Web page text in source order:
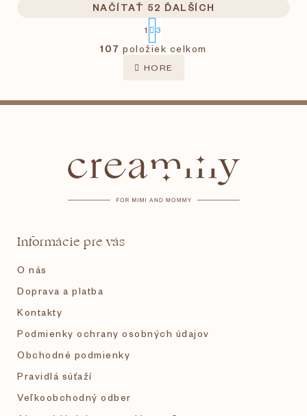
O
v
l
d
a
p
r
k
NAČÍTAŤ 52 ĎALŠÍCH
S
t
r
á
n
v
1 3
107 položiek celkom
HORE
Informácie pre vás
O nás
Doprava a platba
Kontakty
Podmienky ochrany osobných údajov
Obchodné podmienky
Pravidlá súťaží
Veľkoobchodný odber